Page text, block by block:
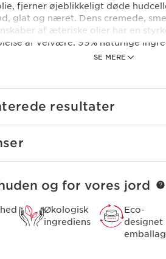
SE MERE
fjerner øjeblikkeligt døde
glat og næret. Dens cremede,
af æteriske olier har en
af velvære. 99% naturlige
hudplejes intensive formler
resultater
og for vores jord
Økologisk
ingrediens
Eco-
designet